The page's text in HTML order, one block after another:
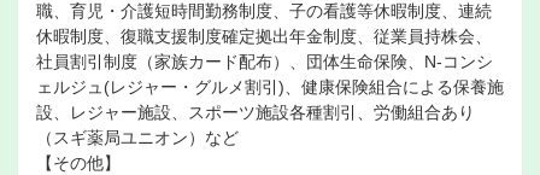
職、育児・介護短時間勤務制度、子の看護等休暇制度、連続
休暇制度、復職支援制度確定拠出年金制度、従業員持株会、
社員割引制度（家族カード配布）、団体生命保険、N-コンシ
ェルジュ(レジャー・グルメ割引)、健康保険組合による保養施
設、レジャー施設、スポーツ施設各種割引、労働組合あり
（スギ薬局ユニオン）など
【その他】